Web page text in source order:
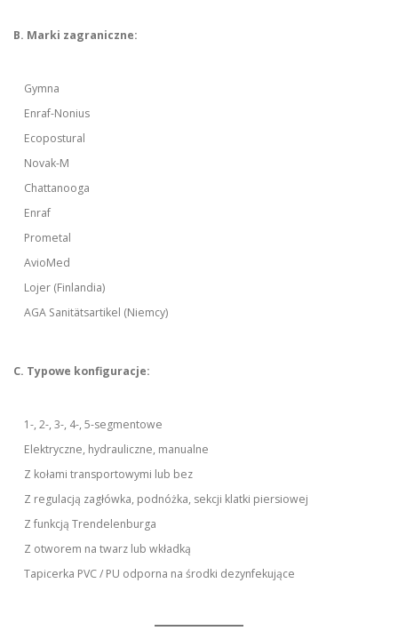
B. Marki zagraniczne:
Gymna
Enraf-Nonius
Ecopostural
Novak-M
Chattanooga
Enraf
Prometal
AvioMed
Lojer (Finlandia)
AGA Sanitätsartikel (Niemcy)
C. Typowe konfiguracje:
1-, 2-, 3-, 4-, 5-segmentowe
Elektryczne, hydrauliczne, manualne
Z kołami transportowymi lub bez
Z regulacją zagłówka, podnóżka, sekcji klatki piersiowej
Z funkcją Trendelenburga
Z otworem na twarz lub wkładką
Tapicerka PVC / PU odporna na środki dezynfekujące